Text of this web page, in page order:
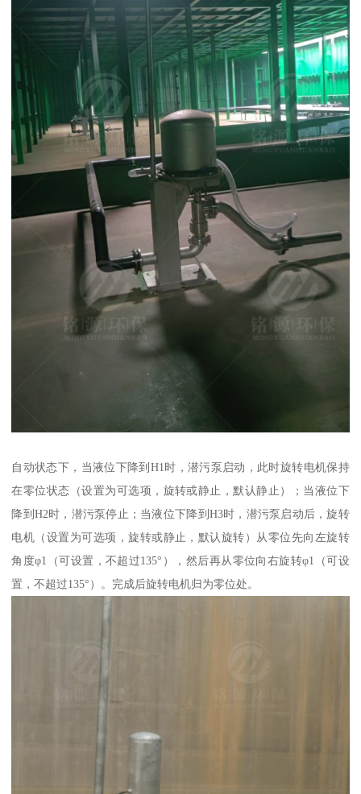
自动状态下，当液位下降到H1时，潜污泵启动，此时旋转电机保持
在零位状态（设置为可选项，旋转或静止，默认静止）；当液位下
降到H2时，潜污泵停止；当液位下降到H3时，潜污泵启动后，旋转
电机（设置为可选项，旋转或静止，默认旋转）从零位先向左旋转
角度φ1（可设置，不超过135°），然后再从零位向右旋转φ1（可设
置，不超过135°）。完成后旋转电机归为零位处。